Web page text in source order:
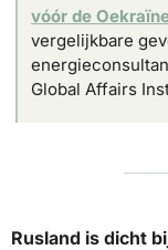
vóór de
vergelijkbare
Global Affairs
Rusland is dicht